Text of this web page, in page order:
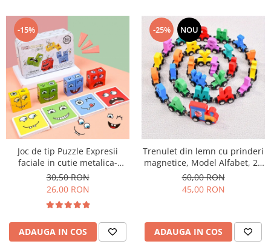
-15%
Joc de tip Puzzle Expresii
faciale in cutie metalica-
Expression puzzle building
blocks
30,50 RON
26,00 RON
ADAUGA IN COS
-25% NOU
Trenulet din lemn cu prinderi
magnetice, Model Alfabet, 26
Litere
60,00 RON
45,00 RON
ADAUGA IN COS